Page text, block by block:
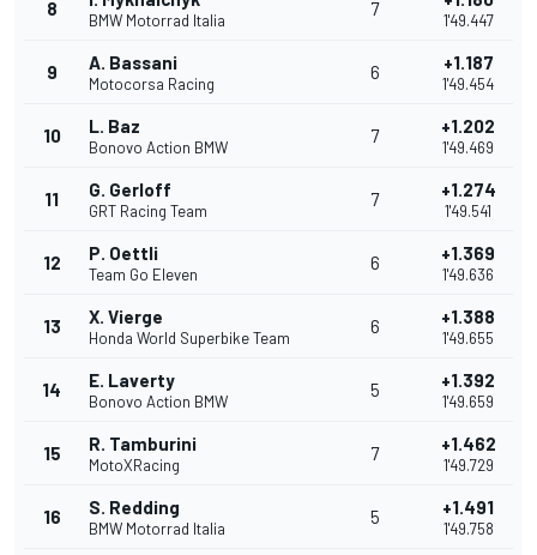
8
BMW Motorrad Italia
7
1'49.447
9 A. Bassani
Motocorsa Racing
6 +1.187
1'49.454
10 L. Baz
Bonovo Action BMW
7 +1.202
1'49.469
11 G. Gerloff
GRT Racing Team
7 +1.274
1'49.541
12 P. Oettli
Team Go Eleven
6 +1.369
1'49.636
13 X. Vierge
Honda World Superbike Team
6 +1.388
1'49.655
14 E. Laverty
Bonovo Action BMW
5 +1.392
1'49.659
15 R. Tamburini
MotoXRacing
7 +1.462
1'49.729
16 S. Redding
BMW Motorrad Italia
5 +1.491
1'49.758